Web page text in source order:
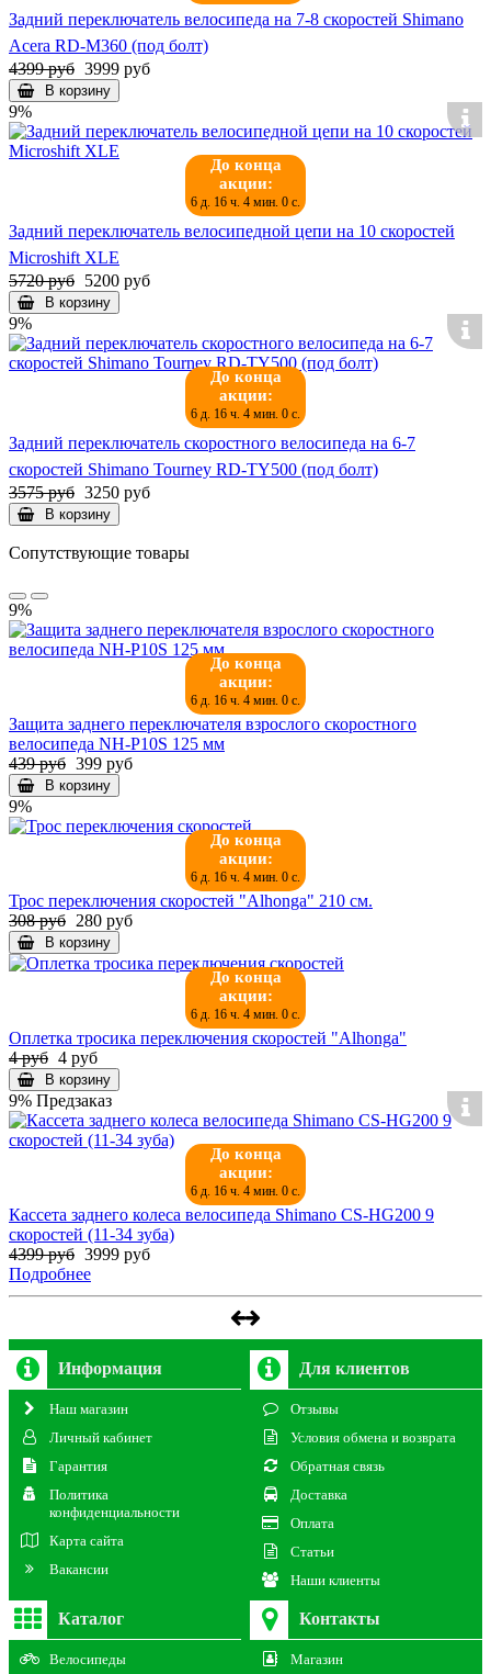
Задний переключатель велосипеда на 7-8 скоростей Shimano
Acera RD-M360 (под болт)
4399 руб 3999 руб
В корзину
9%
До конца
акции:
6 д. 16 ч. 3 мин. 58 с.
Задний переключатель велосипедной цепи на 10 скоростей
Microshift XLE
5720 руб 5200 руб
В корзину
9%
До конца
акции:
6 д. 16 ч. 3 мин. 58 с.
Задний переключатель скоростного велосипеда на 6-7
скоростей Shimano Tourney RD-TY500 (под болт)
3575 руб 3250 руб
В корзину
Сопутствующие товары
9%
До конца
акции:
6 д. 16 ч. 3 мин. 58 с.
Защита заднего переключателя взрослого скоростного
велосипеда NH-P10S 125 мм
439 руб 399 руб
В корзину
9%
До конца
акции:
6 д. 16 ч. 3 мин. 58 с.
Трос переключения скоростей "Alhonga" 210 см.
308 руб 280 руб
В корзину
До конца
акции:
6 д. 16 ч. 3 мин. 58 с.
Оплетка тросика переключения скоростей "Alhonga"
4 руб 4 руб
В корзину
9% Предзаказ
До конца
акции:
6 д. 16 ч. 3 мин. 58 с.
Кассета заднего колеса велосипеда Shimano CS-HG200 9
скоростей (11-34 зуба)
4399 руб 3999 руб
Подробнее
Информация
Наш магазин
Личный кабинет
Гарантия
Политика
конфиденциальности
Карта сайта
Вакансии
Для клиентов
Отзывы
Условия обмена и возврата
Обратная связь
Доставка
Оплата
Статьи
Наши клиенты
Каталог
Велосипеды
Контакты
Магазин